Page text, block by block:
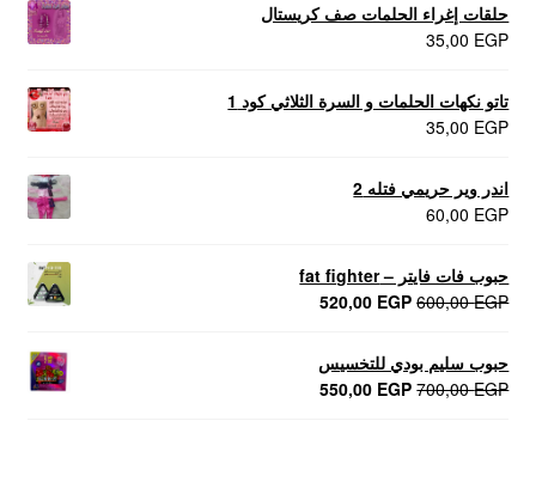
حلقات إغراء الحلمات صف كريستال
35,00 EGP
تاتو نكهات الحلمات و السرة الثلاثي كود 1
35,00 EGP
اندر وير حريمي فتله 2
60,00 EGP
حبوب فات فايتر – fat fighter
600,00EGP
السعر
600,00 EGP.
520,00 EGP
السعر
520,00 EGP.
حبوب سليم بودي للتخسيس
700,00EGP
السعر550,00 EGP
السعر